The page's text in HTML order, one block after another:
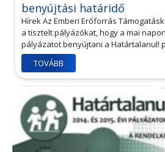
benyújtási határidő
Hírek Az Emberi Erőforrás
a tisztelt pályázókat, hogy a mai
pályázatot benyújtani a Határtalanul!
TOVÁBB